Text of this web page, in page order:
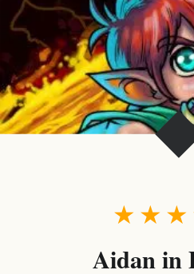
★
★
★
Aidan in